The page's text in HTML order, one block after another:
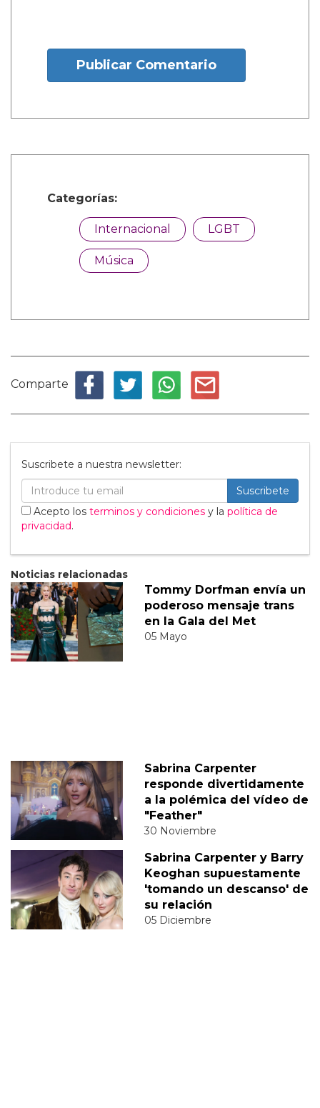
Publicar Comentario
Categorías:
Internacional LGBT
Música
Comparte
Suscribete a nuestra newsletter:
Suscribete
Acepto los terminos y condiciones y la política de
privacidad.
Noticias relacionadas
Tommy Dorfman envía un
poderoso mensaje trans
en la Gala del Met
05 Mayo
Sabrina Carpenter
responde divertidamente
a la polémica del vídeo de
"Feather"
30 Noviembre
Sabrina Carpenter y Barry
Keoghan supuestamente
'tomando un descanso' de
su relación
05 Diciembre